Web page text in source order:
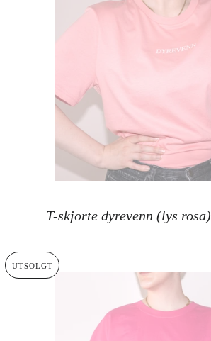
T-skjorte dyrevenn (lys rosa)
UTSOLGT